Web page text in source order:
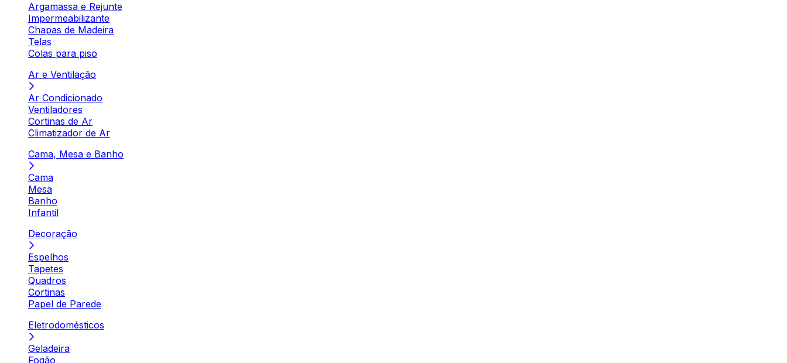
Argamassa e Rejunte
Impermeabilizante
Chapas de Madeira
Telas
Colas para piso
Ar e Ventilação
Ar Condicionado
Ventiladores
Cortinas de Ar
Climatizador de Ar
Cama, Mesa e Banho
Cama
Mesa
Banho
Infantil
Decoração
Espelhos
Tapetes
Quadros
Cortinas
Papel de Parede
Eletrodomésticos
Geladeira
Fogão